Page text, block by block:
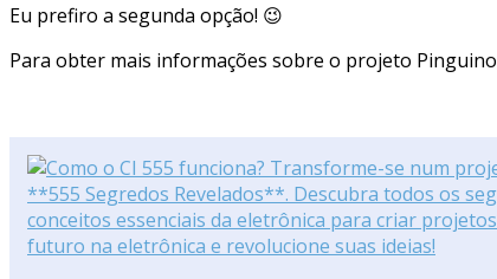
Eu prefiro a segunda opção! 😉
Para obter mais informações sobre o projeto